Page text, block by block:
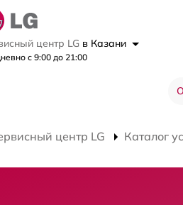
центр LG в Казани
с 9:00 до 21:00
центр LG Каталог